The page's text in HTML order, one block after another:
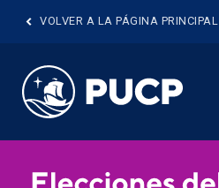
VOLVER A LA PÁGINA PRINCIPAL